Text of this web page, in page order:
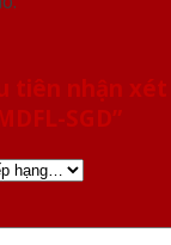
tiên nhận xét
SGD”